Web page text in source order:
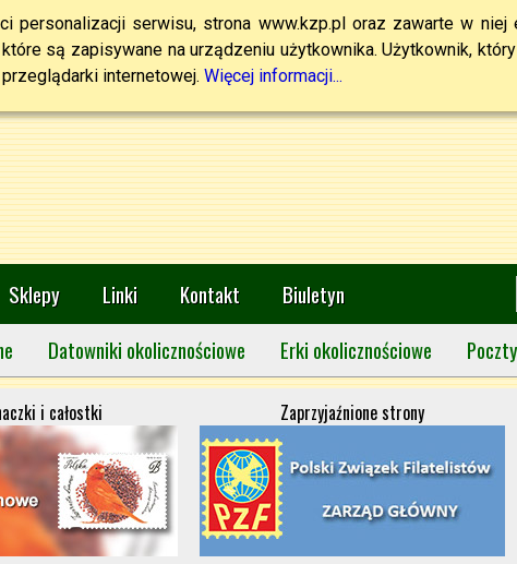
personalizacji serwisu, strona www.kzp.pl oraz zawarte w niej
które są zapisywane na urządzeniu użytkownika. Użytkownik,
internetowej. Więcej informacji...
Sklepy Linki Kontakt
Biuletyn
Datowniki okolicznościowe Erki okolicznościowe
i całostki Zaprzyjaźnione strony